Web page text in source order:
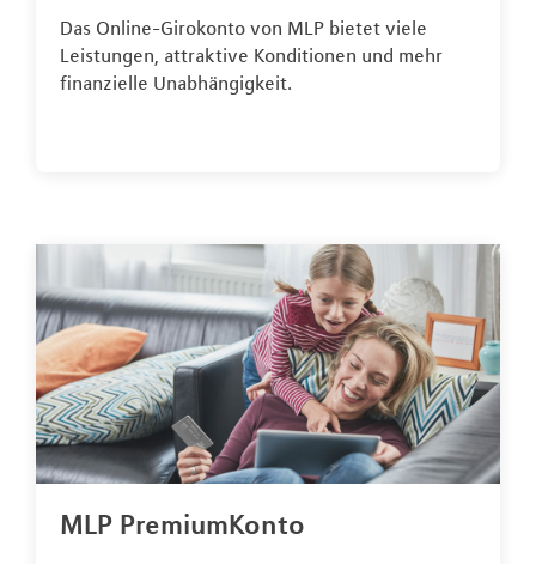
Das Online-Girokonto von MLP bietet viele
Leistungen, attraktive Konditionen und mehr
finanzielle Unabhängigkeit.
MLP PremiumKonto